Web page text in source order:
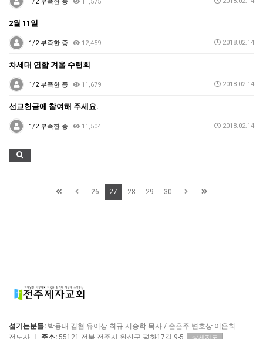
2월 11일
1/2 부족한 종 12,459 2018.02.14
차세대 연합 겨울 수련회
1/2 부족한 종 11,679 2018.02.14
선교헌금에 참여해 주세요.
1/2 부족한 종 11,504 2018.02.14
26 27 28 29 30
섬기는분들: 박용태·김협·유이상·최규·서승학 목사 / 손은주·변호상·이은희